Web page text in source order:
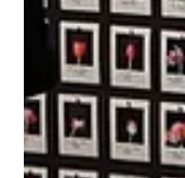
Yaratıcılığın
tarafından bu yıl
2025), sinema ve
yaratıcı ifade alanı